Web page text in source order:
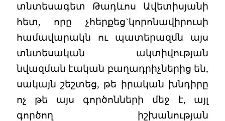
տնտեսագետ Թադևոս Ավետիսյանի
հետ, որը չհերքեց`կորոնավիրուսի
համավարակն ու պատերազմն այս
տնտեսական ակտիվության
նվազման էական բաղադրիչներից են,
սակայն շեշտեց, թե իրական խնդիրը
ոչ թե այս գործոնների մեջ է, այլ
գործող իշխանության